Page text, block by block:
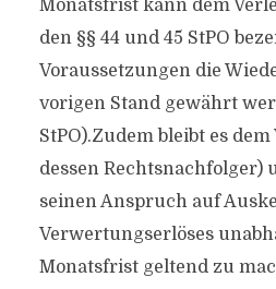
Monatsfrist kann dem
den §§ 44 und 45 StPO
Voraussetzungen die
vorigen Stand gewährt
StPO).Zudem bleibt es
dessen Rechtsnachfolger)
seinen Anspruch auf
Verwertungserlöses
Monatsfrist geltend zu